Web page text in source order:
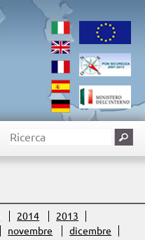
2014
2013
novembre dicembre